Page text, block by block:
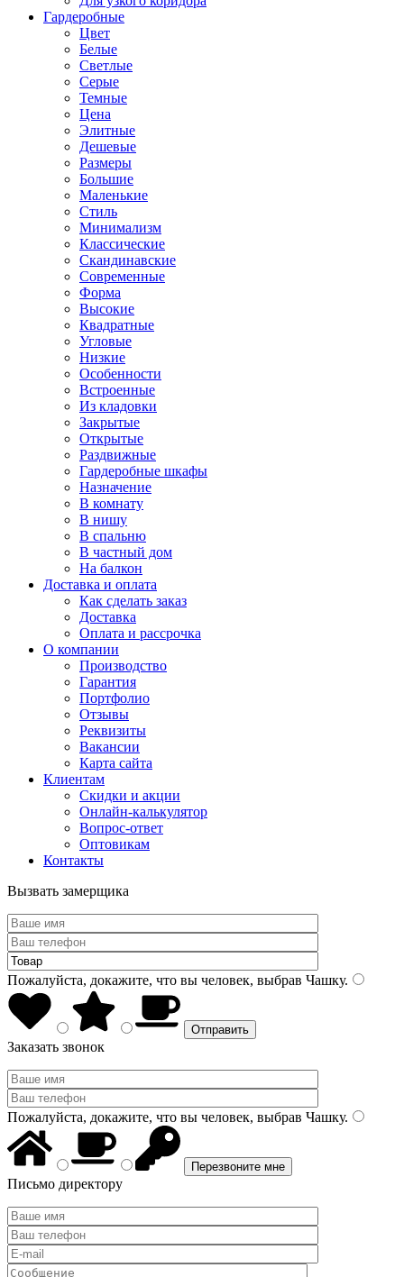
Гардеробные
Цвет
Белые
Светлые
Серые
Темные
Цена
Элитные
Дешевые
Размеры
Большие
Маленькие
Стиль
Минимализм
Классические
Скандинавские
Современные
Форма
Высокие
Квадратные
Угловые
Низкие
Особенности
Встроенные
Из кладовки
Закрытые
Открытые
Раздвижные
Гардеробные шкафы
Назначение
В комнату
В нишу
В спальню
В частный дом
На балкон
Доставка и оплата
Как сделать заказ
Доставка
Оплата и рассрочка
О компании
Производство
Гарантия
Портфолио
Отзывы
Реквизиты
Вакансии
Карта сайта
Клиентам
Скидки и акции
Онлайн-калькулятор
Вопрос-ответ
Оптовикам
Контакты
Вызвать замерщика
Пожалуйста, докажите, что вы человек, выбрав Чашку.
Заказать звонок
Пожалуйста, докажите, что вы человек, выбрав Чашку.
Письмо директору